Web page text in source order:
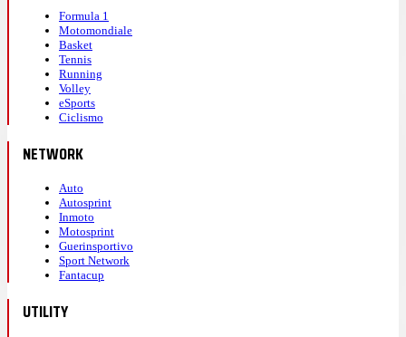
Formula 1
Motomondiale
Basket
Tennis
Running
Volley
eSports
Ciclismo
NETWORK
Auto
Autosprint
Inmoto
Motosprint
Guerinsportivo
Sport Network
Fantacup
UTILITY